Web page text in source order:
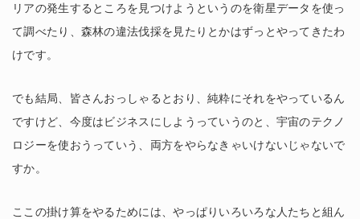
リアの発生するところを見つけようというのを衛星データを使っ
て調べたり、森林の違法伐採を見たりとかはずっとやってきたわ
けです。
でも結局、皆さんおっしゃるとおり、純粋にそれをやっているん
ですけど、今度はビジネスにしようっていうのと、宇宙のテクノ
ロジーを使おうっていう、両方をやらなきゃいけないじゃないで
すか。
ここの掛け算をやるためには、やっぱりいろいろな人たちと組ん